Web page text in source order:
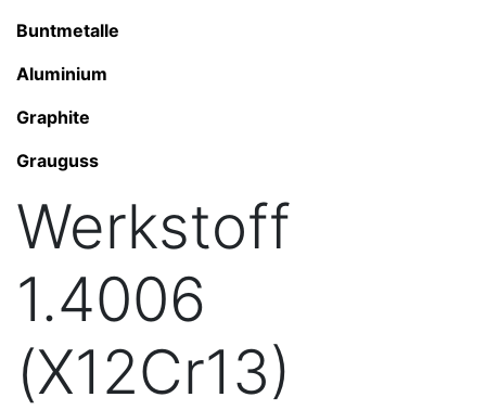
Buntmetalle
Aluminium
Graphite
Grauguss
Werkstoff
1.4006
(X12Cr13)